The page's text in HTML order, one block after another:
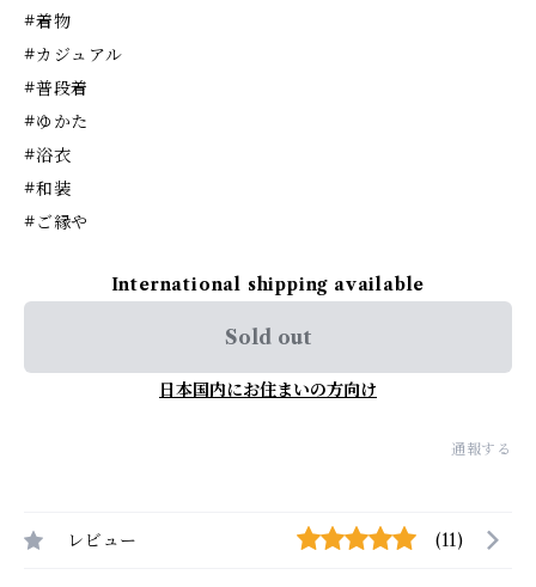
#着物
#カジュアル
#普段着
#ゆかた
#浴衣
#和装
#ご縁や
International shipping available
Sold out
日本国内にお住まいの方向け
通報する
レビュー (11)